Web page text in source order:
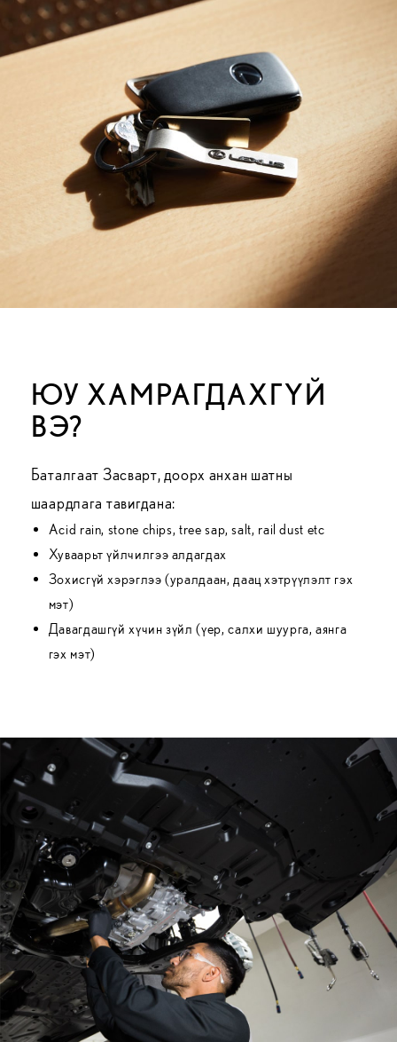
ЮУ ХАМРАГДАХГҮЙ
ВЭ?
Баталгаат Засварт, доорх анхан шатны
шаардлага тавигдана:
Acid rain, stone chips, tree sap, salt, rail dust etc
Хуваарьт үйлчилгээ алдагдах
Зохисгүй хэрэглээ (уралдаан, даац хэтрүүлэлт гэх
мэт)
Давагдашгүй хүчин зүйл (үер, салхи шуурга, аянга
гэх мэт)